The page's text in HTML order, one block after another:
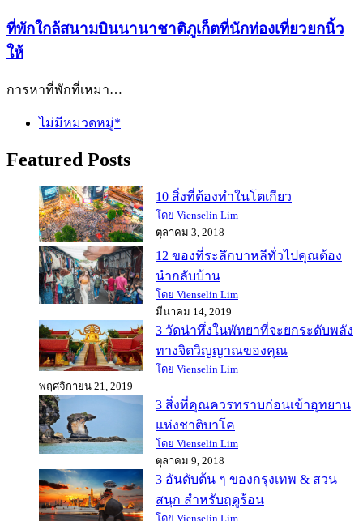
ที่พักใกล้สนามบินนานาชาติภูเก็ตที่นักท่องเที่ยวยกนิ้ว
ให้
การหาที่พักที่เหมา…
ไม่มีหมวดหมู่*
Featured Posts
10 สิ่งที่ต้องทำในโตเกียว
โดย Vienselin Lim
ตุลาคม 3, 2018
12 ของที่ระลึกบาหลีทั่วไปคุณต้อง
นำกลับบ้าน
โดย Vienselin Lim
มีนาคม 14, 2019
3 วัดน่าทึ่งในพัทยาที่จะยกระดับพลัง
ทางจิตวิญญาณของคุณ
โดย Vienselin Lim
พฤศจิกายน 21, 2019
3 สิ่งที่คุณควรทราบก่อนเข้าอุทยาน
แห่งชาติบาโค
โดย Vienselin Lim
ตุลาคม 9, 2018
3 อันดับต้น ๆ ของกรุงเทพ & สวน
สนุก สำหรับฤดูร้อน
โดย Vienselin Lim